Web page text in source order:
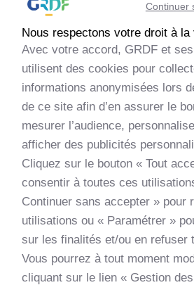
Echanger avec la communauté
Evaluer la faisabilité de mon projet
Monter mon projet
Découvrir les nouveautés
Apprendre et me former
Inscrivez-vous à notre
Continuer
Nous respectons votre droit à la
Avec votre accord, GRDF et
utilisent des cookies pour
informations anonymisées lors
de ce site afin d’en assurer le
mesurer l’audience,
afficher des publicités
Cliquez sur le bouton « Tout
consentir à toutes ces
Continuer sans accepter » pour
utilisations ou « Paramétrer »
sur les finalités et/ou en refuser
Vous pourrez à tout moment
cliquant sur le lien « Gestion